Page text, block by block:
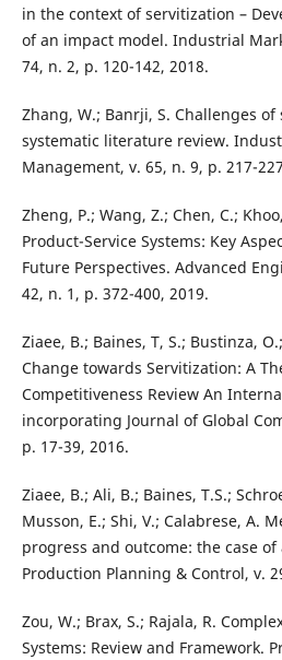
in the context of servitization –
of an impact model. Industrial
74, n. 2, p. 120-142, 2018.
Zhang, W.; Banrji, S. Challenges
systematic literature review.
Management, v. 65, n. 9, p. 217-
Zheng, P.; Wang, Z.; Chen, C.;
Product-Service Systems: Key
Future Perspectives. Advanced
42, n. 1, p. 372-400, 2019.
Ziaee, B.; Baines, T, S.; Bustinza,
Change towards Servitization: A
Competitiveness Review An
incorporating Journal of Global
p. 17-39, 2016.
Ziaee, B.; Ali, B.; Baines, T.S.;
Musson, E.; Shi, V.; Calabrese, A.
progress and outcome: the case of
Production Planning & Control, v.
Zou, W.; Brax, S.; Rajala, R.
Systems: Review and Framework.